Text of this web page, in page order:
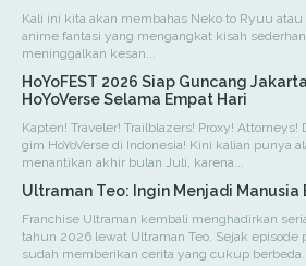
Kali ini kita akan membahas Neko to Ryuu atau
anime fantasi yang mengangkat kisah
meninggalkan kesan...
HoYoFEST 2026 Siap Guncang
HoYoVerse Selama Empat Hari
Kapten! Traveler! Trailblazers! Proxy! Attorneys!
gim HoYoVerse di Indonesia! Kini kalian punya
menantikan akhir bulan Juli, karena...
Ultraman Teo: Ingin Menjadi Manusia
Franchise Ultraman kembali menghadirkan
tahun 2026 lewat Ultraman Teo. Sejak episode
sudah memberikan cerita yang cukup berbeda...